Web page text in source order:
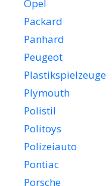
Opel
Packard
Panhard
Peugeot
Plastikspielzeuge
Plymouth
Polistil
Politoys
Polizeiauto
Pontiac
Porsche